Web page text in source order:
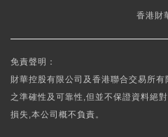
香港財
免責聲明：
財華控股有限公司及香港聯合交易所
之準確性及可靠性,但並不保證資料絕
損失,本公司概不負責。